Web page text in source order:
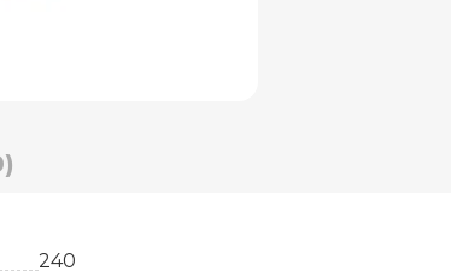
240